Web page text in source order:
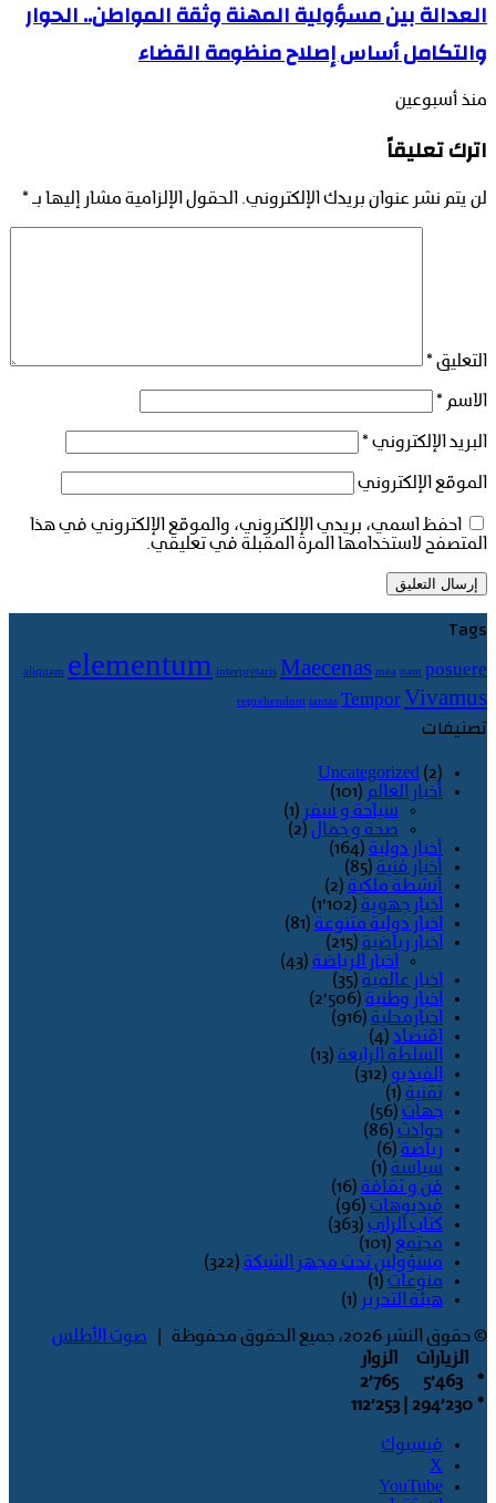
العدالة بين مسؤولية المهنة وثقة المواطن.. الحوار
والتكامل أساس إصلاح منظومة القضاء
منذ أسبوعين
اترك تعليقاً
لن يتم نشر عنوان بريدك الإلكتروني. الحقول الإلزامية مشار إليها بـ *
التعليق *
الاسم *
البريد الإلكتروني *
الموقع الإلكتروني
احفظ اسمي، بريدي الإلكتروني، والموقع الإلكتروني في هذا
المتصفح لاستخدامها المرة المقبلة في تعليقي.
Tags
aliquam elementum interpretaris Maecenas mea nam posuere
reprehendunt tantas Tempor Vivamus
تصنيفات
Uncategorized (2)
أخبار العالم (101)
سياحة و سفر (1)
صحة و جمال (2)
أخبار دولية (164)
أخبار فنية (85)
أنشطة ملكية (2)
اخبار جهوية (1٬102)
اخبار دولية متنوعة (81)
اخبار رياضية (215)
اخبار الرياضة (43)
اخبار عالمية (35)
اخبار وطنية (2٬506)
اخبارمحلية (916)
اقتصاد (4)
السلطة الرابعة (13)
الفيديو (312)
تقنية (1)
جهات (56)
حوادث (86)
رياضة (6)
سياسة (1)
فن و ثقافة (16)
فيديوهات (96)
كتاب الراي (363)
مجتمع (101)
مسؤولين تحت مجهر الشبكة (322)
منوعات (1)
هيئة التحرير (1)
© حقوق النشر 2026، جميع الحقوق محفوظة |
صوت الأطلس
الزيارات
الزوار
*
5٬463
2٬765
* 294٬230
فيسبوك
‫X
‫YouTube